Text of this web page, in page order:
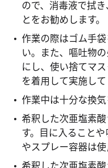
ので、消毒液で拭
とをお勧めします。
作業の際はゴム手
い。また、嘔吐物
にし、使い捨てマ
を着用して実施して
作業中は十分な換
希釈した次亜塩素
す。目に入ること
やスプレー容器は
希釈した次亜塩素